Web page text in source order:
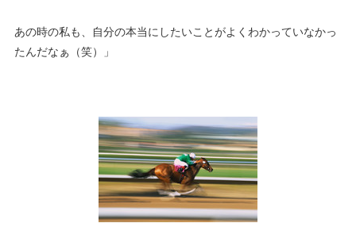
あの時の私も、自分の本当にしたいことがよくわかっていなかっ
たんだなぁ（笑）」